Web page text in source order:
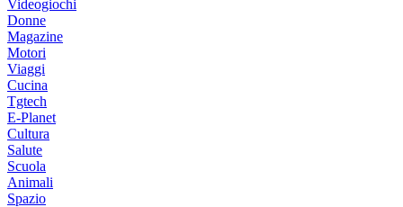
Videogiochi
Donne
Magazine
Motori
Viaggi
Cucina
Tgtech
E-Planet
Cultura
Salute
Scuola
Animali
Spazio